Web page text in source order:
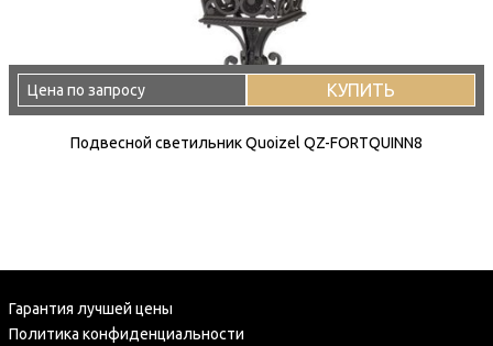
Цена по запросу КУПИТЬ
Подвесной светильник Quoizel QZ-FORTQUINN8
Гарантия лучшей цены
Политика конфиденциальности